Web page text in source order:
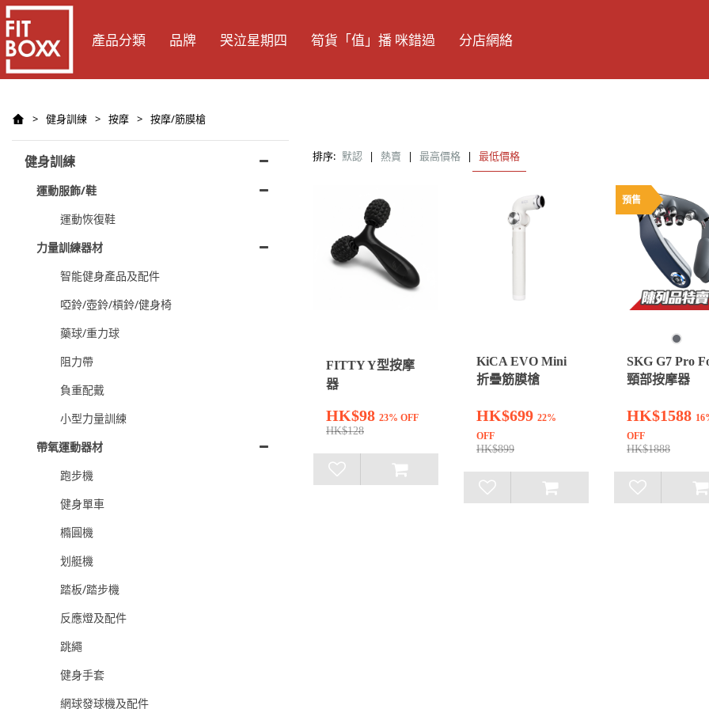
產品分類 品牌 哭泣星期四 筍貨「值」播 咪錯過 分店網絡
> 健身訓練 > 按摩 > 按摩/筋膜槍
健身訓練
運動服飾/鞋
運動恢復鞋
力量訓練器材
智能健身產品及配件
啞鈴/壺鈴/槓鈴/健身椅
藥球/重力球
阻力帶
負重配戴
小型力量訓練
帶氧運動器材
跑步機
健身單車
橢圓機
划艇機
踏板/踏步機
反應燈及配件
跳繩
健身手套
網球發球機及配件
排序: 默認 | 熱賣 | 最高價格 | 最低價格
FITTY Y型按摩
器
HK$98 23% OFF
HK$128
KiCA EVO Mini
折疊筋膜槍
HK$699 22%
OFF
HK$899
預售
SKG G7 Pro
頸部按摩器
HK$1588
OFF
HK$1888